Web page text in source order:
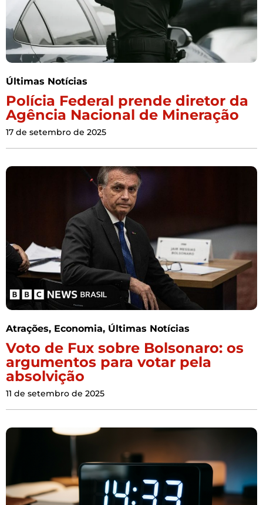
Últimas Notícias
Polícia Federal prende diretor da
Agência Nacional de Mineração
17 de setembro de 2025
Atrações, Economia, Últimas Notícias
Voto de Fux sobre Bolsonaro: os
argumentos para votar pela
absolvição
11 de setembro de 2025